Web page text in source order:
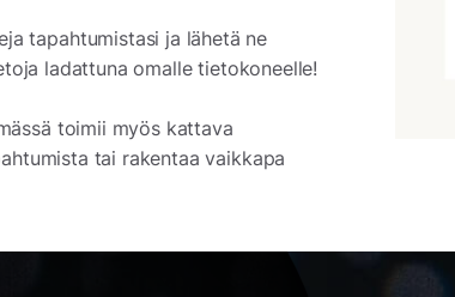
tapahtumistasi ja lähetä ne
ladattuna omalle tietokoneelle!
toimii myös kattava
tai rakentaa vaikkapa